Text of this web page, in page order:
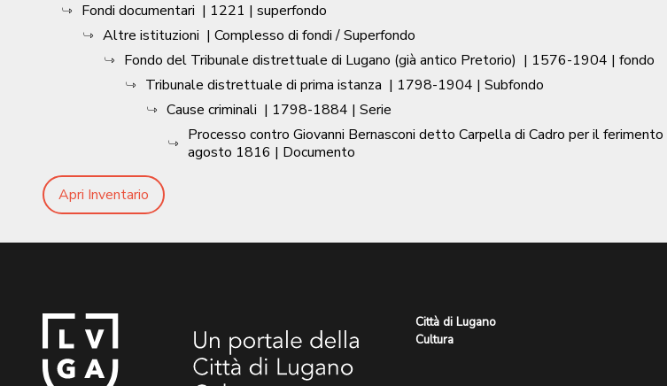
Fondi documentari | 1221 | superfondo
Altre istituzioni | Complesso di fondi / Superfondo
Fondo del Tribunale distrettuale di Lugano (già antico Pretorio) | 1576-1904 | fondo
Tribunale distrettuale di prima istanza | 1798-1904 | Subfondo
Cause criminali | 1798-1884 | Serie
Processo contro Giovanni Bernasconi detto Carpella di Cadro per il
agosto 1816 | Documento
Apri Inventario
Città di Lugano
Cultura